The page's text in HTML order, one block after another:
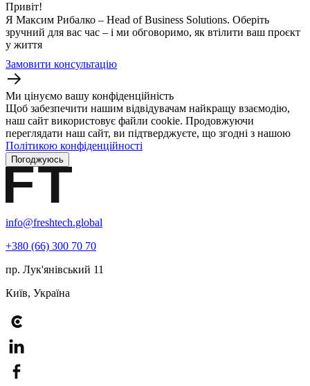
Привіт!
Я Максим Рибалко – Head of Business Solutions. Оберіть
зручний для вас час – і ми обговоримо, як втілити ваш проєкт
у життя
Замовити консультацію
Ми цінуємо вашу конфіденційність
Щоб забезпечити нашим відвідувачам найкращу взаємодію,
наш сайт використовує файли cookie. Продовжуючи
переглядати наш сайт, ви підтверджуєте, що згодні з нашою
Політикою конфіденційності
Погоджуюсь
info@freshtech.global
+380 (66) 300 70 70
пр. Лук'янівський 11
Київ, Україна